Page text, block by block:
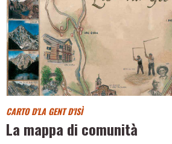
CARTO D'LA GENT D'ISÌ
La mappa di comunità